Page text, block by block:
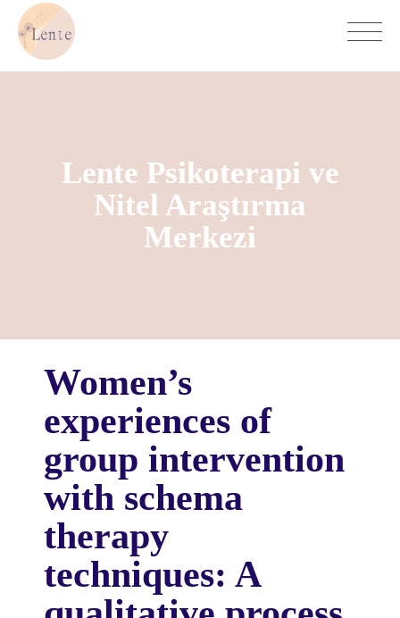
Lente Psikoterapi ve
Nitel Araştırma
Merkezi
Women’s
experiences of
group intervention
with schema
therapy
techniques: A